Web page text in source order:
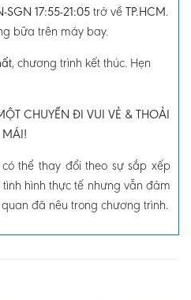
SGN 17:55-21:05 trở về TP.HCM.
bữa trên máy bay.
, chương trình kết thúc. Hẹn
CHUYẾN ĐI VUI VẺ & THOẢI
MÁI!
thể thay đổi theo sự sắp xếp
hình thực tế nhưng vẫn đảm
đã nêu trong chương trình.